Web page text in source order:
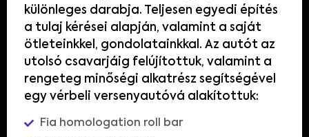
különleges darabja. Teljesen egyedi építés
a tulaj kérései alapján, valamint a saját
ötleteinkkel, gondolatainkkal. Az autót az
utolsó csavarjáig felújítottuk, valamint a
rengeteg minőségi alkatrész segítségével
egy vérbeli versenyautóvá alakítottuk:
Fia homologation roll bar